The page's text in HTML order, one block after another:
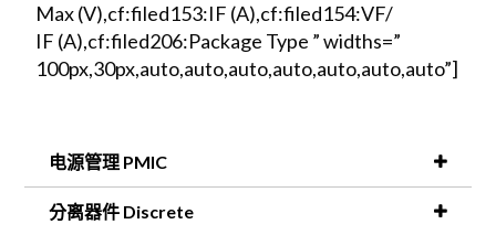
Max (V),cf:filed153:IF (A),cf:filed154:VF/
IF (A),cf:filed206:Package Type ” widths=”
100px,30px,auto,auto,auto,auto,auto,auto,auto”]
电源管理 PMIC
分离器件 Discrete